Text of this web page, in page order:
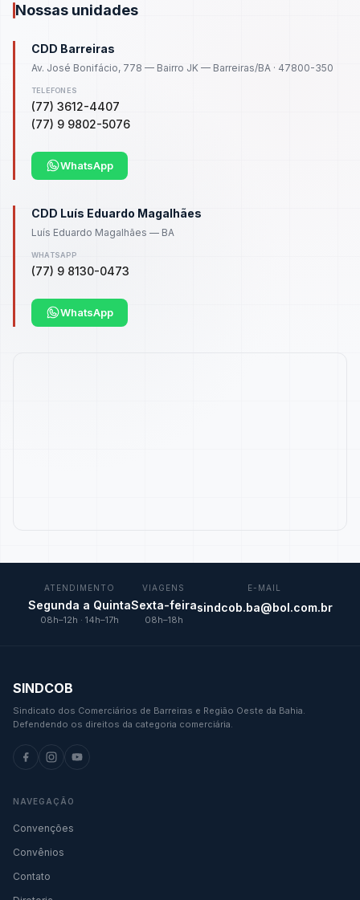
Nossas unidades
CDD Barreiras
Av. José Bonifácio, 778 — Bairro JK — Barreiras/BA · 47800-350
TELEFONES
(77) 3612-4407
(77) 9 9802-5076
WhatsApp
CDD Luís Eduardo Magalhães
Luís Eduardo Magalhães — BA
WHATSAPP
(77) 9 8130-0473
WhatsApp
ATENDIMENTO
Segunda a Quinta
08h–12h · 14h–17h
VIAGENS
Sexta-feira
08h–18h
E-MAIL
sindcob.ba@bol.com.br
SINDCOB
Sindicato dos Comerciários de Barreiras e Região Oeste da Bahia.
Defendendo os direitos da categoria comerciária.
NAVEGAÇÃO
Convenções
Convênios
Contato